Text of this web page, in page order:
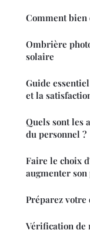
Comment bien
Ombrière
solaire
Guide
et la
Quels sont les
du personnel ?
Faire le choix
augmenter
Préparez votre
Vérification de